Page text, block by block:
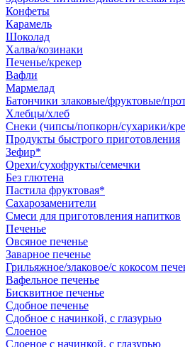
Конфеты
Карамель
Шоколад
Халва/козинаки
Печенье/крекер
Вафли
Мармелад
Батончики злаковые/фруктовые/
Хлебцы/хлеб
Снеки (чипсы/попкорн/сухарики/
Продукты быстрого приготовления
Зефир*
Орехи/сухофрукты/семечки
Без глютена
Пастила фруктовая*
Сахарозаменители
Смеси для приготовления напитков
Печенье
Овсяное печенье
Заварное печенье
Грильяжное/злаковое/с кокосом
Вафельное печенье
Бисквитное печенье
Сдобное печенье
Сдобное с начинкой, с глазурью
Слоеное
Слоеное с начинкой, с глазурью